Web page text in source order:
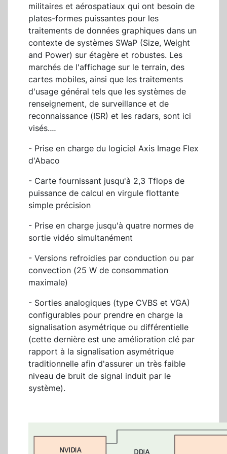
militaires et aérospatiaux qui ont besoin de
plates-formes puissantes pour les
traitements de données graphiques dans un
contexte de systèmes SWaP (Size, Weight
and Power) sur étagère et robustes. Les
marchés de l'affichage sur le terrain, des
cartes mobiles, ainsi que les traitements
d'usage général tels que les systèmes de
renseignement, de surveillance et de
reconnaissance (ISR) et les radars, sont ici
visés....
- Prise en charge du logiciel Axis Image Flex
d'Abaco
- Carte fournissant jusqu'à 2,3 Tflops de
puissance de calcul en virgule flottante
simple précision
- Prise en charge jusqu'à quatre normes de
sortie vidéo simultanément
- Versions refroidies par conduction ou par
convection (25 W de consommation
maximale)
- Sorties analogiques (type CVBS et VGA)
configurables pour prendre en charge la
signalisation asymétrique ou différentielle
(cette dernière est une amélioration clé par
rapport à la signalisation asymétrique
traditionnelle afin d'assurer un très faible
niveau de bruit de signal induit par le
système).